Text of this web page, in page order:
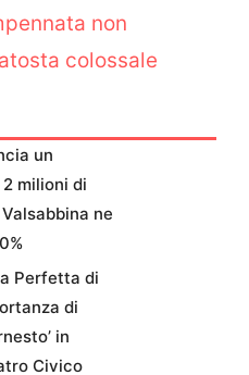
non
colossale
un
milioni di
ne
Perfetta di
di
in
Civico